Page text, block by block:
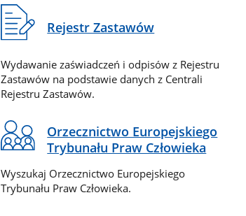
Rejestr Zastawów
Wydawanie zaświadczeń i odpisów z Rejestru
Zastawów na podstawie danych z Centrali
Rejestru Zastawów.
Orzecznictwo Europejskiego
Trybunału Praw Człowieka
Wyszukaj Orzecznictwo Europejskiego
Trybunału Praw Człowieka.